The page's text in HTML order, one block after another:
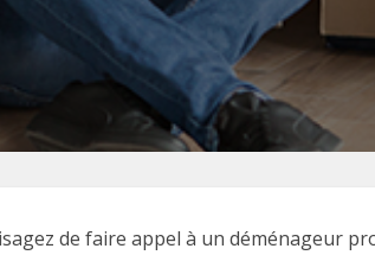
de faire appel à un déménageur